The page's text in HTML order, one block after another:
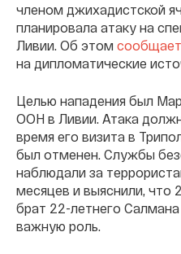
членом джихадистской
планировала атаку на
Ливии. Об этом сообщает
на дипломатические
Целью нападения был
ООН в Ливии. Атака
время его визита в
был отменен. Службы
наблюдали за
месяцев и выяснили,
брат 22-летнего
важную роль.